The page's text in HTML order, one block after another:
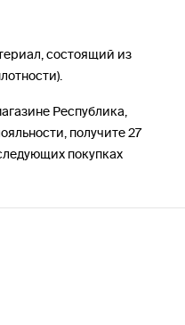
состоящий из
Республика,
получите 27
покупках